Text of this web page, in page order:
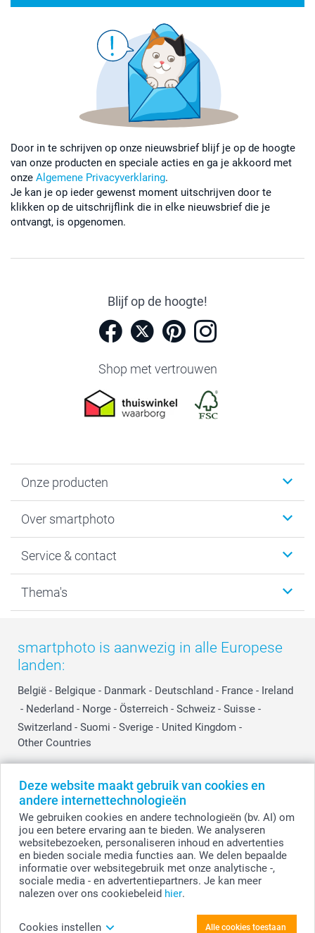
Deze website maakt gebruik van cookies en
andere internettechnologieën
We gebruiken cookies en andere technologieën (bv. AI) om
jou een betere ervaring aan te bieden. We analyseren
websitebezoeken, personaliseren inhoud en advertenties
en bieden sociale media functies aan. We delen bepaalde
informatie over websitegebruik met onze analytische -,
sociale media - en advertentiepartners. Je kan meer
nalezen over ons cookiebeleid hier.
Cookies instellen Alle cookies toestaan
Door in te schrijven op onze nieuwsbrief blijf je op de hoogte
van onze producten en speciale acties en ga je akkoord met
onze Algemene Privacyverklaring.
Je kan je op ieder gewenst moment uitschrijven door te
klikken op de uitschrijflink die in elke nieuwsbrief die je
ontvangt, is opgenomen.
Blijf op de hoogte!
Shop met vertrouwen
Onze producten
Fotoboeken
Fotocadeaus
Kaarten
Over smartphoto
Vacatures
Bestelproces
Privacy
Cookiebeleid
Reviews
Prijslijst
Investor Relations
Service & contact
Tevredenheidsgarantie
smartbonus
smartfriends
service@smartphoto.nl
Affiliate partnerprogramma
Partnerships
Influencer partnerprogramma
Thema's
Moederdag
Vaderdag
Huwelijk
smartphoto is aanwezig in alle Europese
landen:
België - Belgique - Danmark - Deutschland - France - Ireland
- Nederland - Norge - Österreich - Schweiz - Suisse -
Switzerland - Suomi - Sverige - United Kingdom -
Other Countries
© smartphoto group. Alle rechten voorbehouden.Disclaimer
Alle prijzen zijn in EURO (€) inclusief BTW en exclusief verzendkosten.